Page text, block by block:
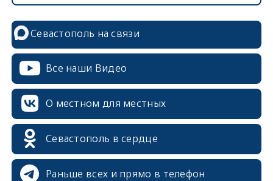
Севастополь на связи
Все наши Видео
О местном для местных
Севастополь в сердце
Раньше всех и прямо в телефон